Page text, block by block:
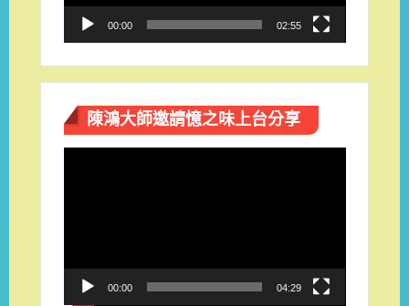
00:00 02:55
陳鴻大師邀請憶之味上台分享
00:00 04:29